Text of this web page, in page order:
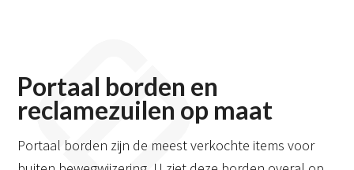
Portaal borden en
reclamezuilen op maat
Portaal borden zijn de meest verkochte items voor